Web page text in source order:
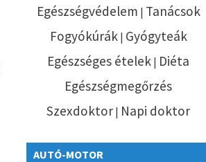
Egészségvédelem | Tanácsok
Fogyókúrák| Gyógyteák
Egészséges ételek | Diéta
Egészségmegőrzés
Szexdoktor | Napi doktor
AUTÓ-MOTOR